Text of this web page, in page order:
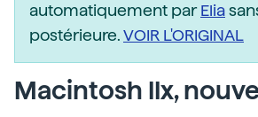
automatiquement parElia
postérieure.VOIR L'ORIGINAL
Macintosh IIx,